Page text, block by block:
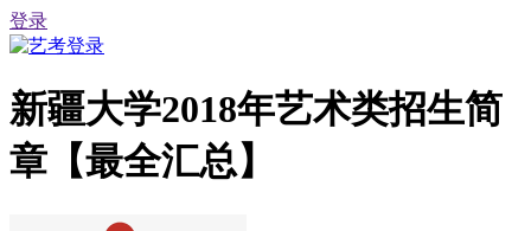
登录
新疆大学2018年艺术类招生简
章【最全汇总】